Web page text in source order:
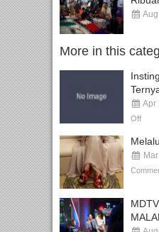
More in this
Apr
Off